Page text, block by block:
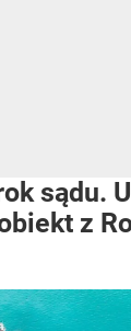
sądu.
z